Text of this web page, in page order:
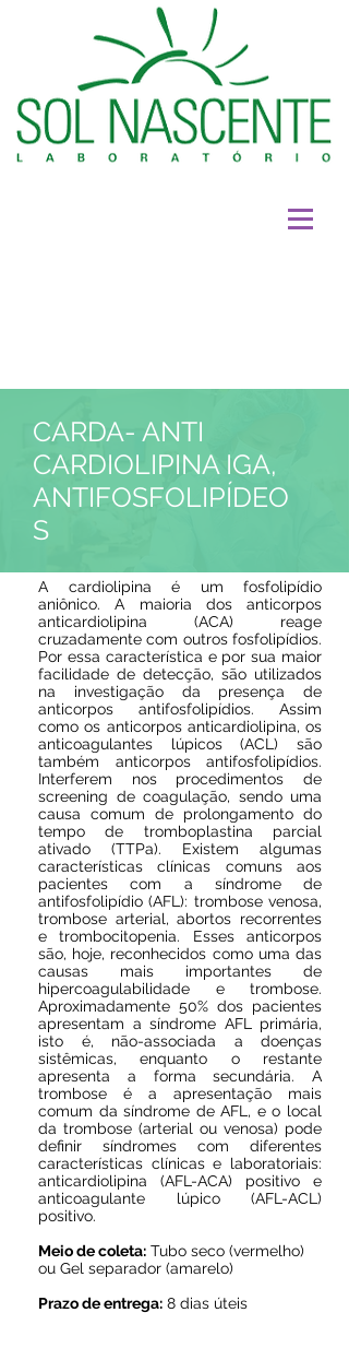
CARDA- ANTI
CARDIOLIPINA IGA,
ANTIFOSFOLIPÍDEO
S
A cardiolipina é um fosfolipídio
aniônico. A maioria dos anticorpos
anticardiolipina (ACA) reage
cruzadamente com outros fosfolipídios.
Por essa característica e por sua maior
facilidade de detecção, são utilizados
na investigação da presença de
anticorpos antifosfolipídios. Assim
como os anticorpos anticardiolipina, os
anticoagulantes lúpicos (ACL) são
também anticorpos antifosfolipídios.
Interferem nos procedimentos de
screening de coagulação, sendo uma
causa comum de prolongamento do
tempo de tromboplastina parcial
ativado (TTPa). Existem algumas
características clínicas comuns aos
pacientes com a síndrome de
antifosfolipídio (AFL): trombose venosa,
trombose arterial, abortos recorrentes
e trombocitopenia. Esses anticorpos
são, hoje, reconhecidos como uma das
causas mais importantes de
hipercoagulabilidade e trombose.
Aproximadamente 50% dos pacientes
apresentam a síndrome AFL primária,
isto é, não-associada a doenças
sistêmicas, enquanto o restante
apresenta a forma secundária. A
trombose é a apresentação mais
comum da síndrome de AFL, e o local
da trombose (arterial ou venosa) pode
definir síndromes com diferentes
características clínicas e laboratoriais:
anticardiolipina (AFL-ACA) positivo e
anticoagulante lúpico (AFL-ACL)
positivo.
Meio de coleta: Tubo seco (vermelho)
ou Gel separador (amarelo)
Prazo de entrega: 8 dias úteis